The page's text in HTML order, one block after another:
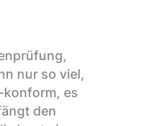
nur so viel,
konform, es
den